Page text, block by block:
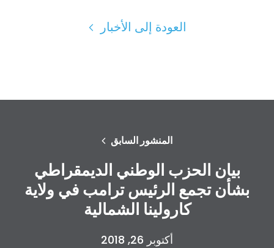
العودة إلى الأخبار
المنشور السابق
بيان الحزب الوطني الديمقراطي
بشأن تجمع الرئيس ترامب في ولاية
كارولينا الشمالية
أكتوبر 26, 2018